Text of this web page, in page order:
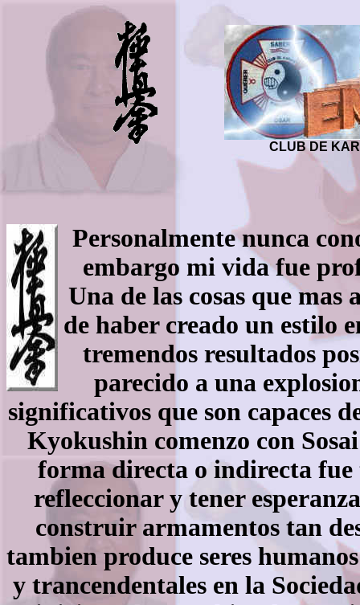
CLUB DE
Personalmente nunca
embargo mi vida fue
Una de las cosas que mas
de haber creado un estilo
tremendos resultados
parecido a una
significativos que son capaces
Kyokushin comenzo con
forma directa o indirecta fue
refleccionar y tener
construir armamentos tan
tambien produce seres
y trancendentales en la